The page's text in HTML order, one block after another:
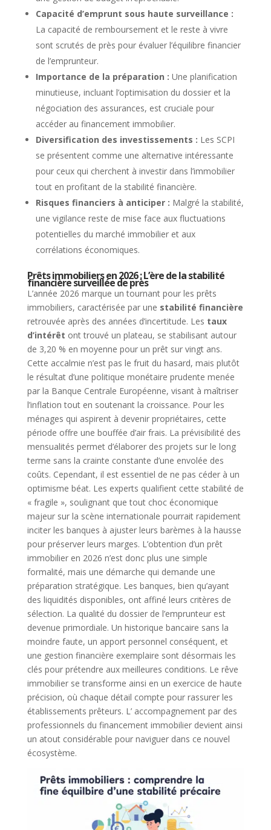
Capacité d’emprunt sous haute surveillance :
La capacité de remboursement et le reste à vivre
sont scrutés de près pour évaluer l’équilibre financier
de l’emprunteur.
Importance de la préparation : Une planification
minutieuse, incluant l’optimisation du dossier et la
négociation des assurances, est cruciale pour
accéder au financement immobilier.
Diversification des investissements : Les SCPI
se présentent comme une alternative intéressante
pour ceux qui cherchent à investir dans l’immobilier
tout en profitant de la stabilité financière.
Risques financiers à anticiper : Malgré la stabilité,
une vigilance reste de mise face aux fluctuations
potentielles du marché immobilier et aux
corrélations économiques.
Prêts immobiliers en 2026 : L’ère de la stabilité
financière surveillée de près
L’année 2026 marque un tournant pour les prêts
immobiliers, caractérisée par une stabilité financière
retrouvée après des années d’incertitude. Les taux
d’intérêt ont trouvé un plateau, se stabilisant autour
de 3,20 % en moyenne pour un prêt sur vingt ans.
Cette accalmie n’est pas le fruit du hasard, mais plutôt
le résultat d’une politique monétaire prudente menée
par la Banque Centrale Européenne, visant à maîtriser
l’inflation tout en soutenant la croissance. Pour les
ménages qui aspirent à devenir propriétaires, cette
période offre une bouffée d’air frais. La prévisibilité des
mensualités permet d’élaborer des projets sur le long
terme sans la crainte constante d’une envolée des
coûts. Cependant, il est essentiel de ne pas céder à un
optimisme béat. Les experts qualifient cette stabilité de
« fragile », soulignant que tout choc économique
majeur sur la scène internationale pourrait rapidement
inciter les banques à ajuster leurs barèmes à la hausse
pour préserver leurs marges. L’obtention d’un prêt
immobilier en 2026 n’est donc plus une simple
formalité, mais une démarche qui demande une
préparation stratégique. Les banques, bien qu’ayant
des liquidités disponibles, ont affiné leurs critères de
sélection. La qualité du dossier de l’emprunteur est
devenue primordiale. Un historique bancaire sans la
moindre faute, un apport personnel conséquent, et
une gestion financière exemplaire sont désormais les
clés pour prétendre aux meilleures conditions. Le rêve
immobilier se transforme ainsi en un exercice de haute
précision, où chaque détail compte pour rassurer les
établissements prêteurs. L’ accompagnement par des
professionnels du financement immobilier devient ainsi
un atout considérable pour naviguer dans ce nouvel
écosystème.